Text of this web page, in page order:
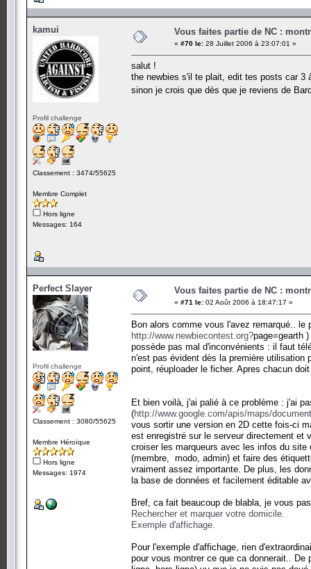
kamui
Profil challenge
Classement : 3474/55625
Membre Complet
Hors ligne
Messages: 164
Vous faites partie de NC :
« #70 le: 28 Juillet 2006 à 23:07:01 »
salut !
the newbies s'il te plait, edit tes posts car 3
sinon je crois que dès que je reviens de
Perfect Slayer
Profil challenge
Classement : 3080/55625
Membre Héroïque
Hors ligne
Messages: 1974
Vous faites partie de NC :
« #71 le: 02 Août 2006 à 18:47:17 »
Bon alors comme vous l'avez remarqué..
http://www.newbiecontest.org?page=gearth
possède pas mal d'inconvénients : il faut
n'est pas évident dès la première utilisation
point, réuploader le ficher. Apres chacun
Et bien voilà, j'ai palié à ce problème : j'ai
(http://www.google.com/apis/maps/
vous sortir une version en 2D cette fois-ci
est enregistré sur le serveur directement et
croiser les marqueurs avec les infos du
(membre, modo, admin) et faire des
vraiment assez importante. De plus, les
la base de données et facilement éditable
Bref, ca fait beaucoup de blabla, je vous
Rechercher et marquer votre domicile.
Exemple d'affichage.
Pour l'exemple d'affichage, rien
pour vous montrer ce que ca donnerait..